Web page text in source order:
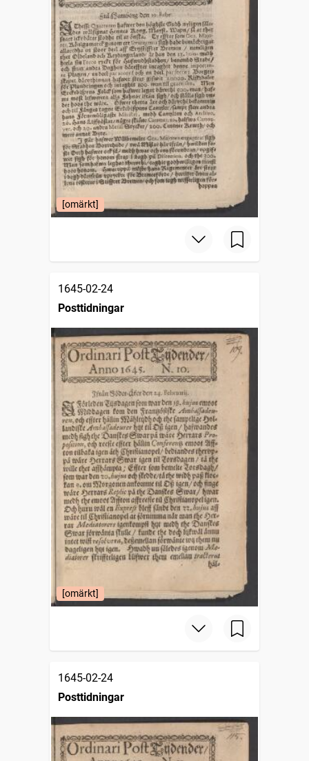
[omärkt]
1645-02-24
Posttidningar
[omärkt]
1645-02-24
Posttidningar